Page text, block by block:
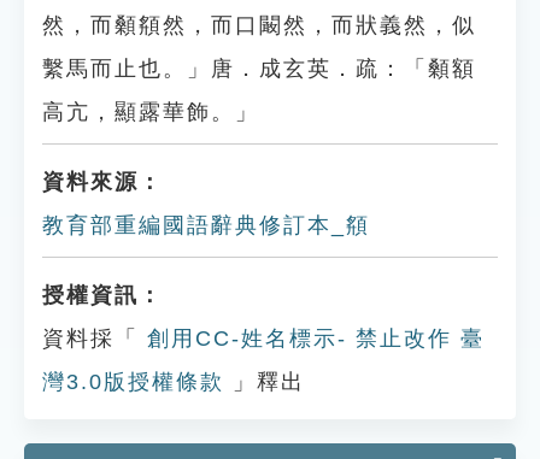
然，而顙頯然，而口闞然，而狀義然，似
繫馬而止也。」唐．成玄英．疏：「顙額
高亢，顯露華飾。」
資料來源：
教育部重編國語辭典修訂本_頯
授權資訊：
資料採「
創用CC-姓名標示- 禁止改作 臺
灣3.0版授權條款
」釋出